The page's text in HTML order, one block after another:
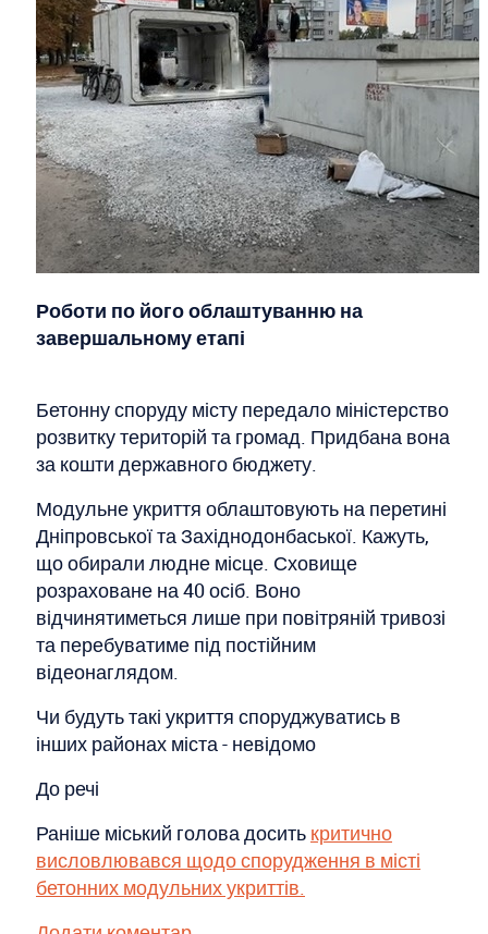
Роботи по його облаштуванню на
завершальному етапі
Бетонну споруду місту передало міністерство
розвитку територій та громад. Придбана вона
за кошти державного бюджету.
Модульне укриття облаштовують на перетині
Дніпровської та Західнодонбаської. Кажуть,
що обирали людне місце. Сховище
розраховане на 40 осіб. Воно
відчинятиметься лише при повітряній тривозі
та перебуватиме під постійним
відеонаглядом.
Чи будуть такі укриття споруджуватись в
інших районах міста - невідомо
До речі
Раніше міський голова досить критично
висловлювався щодо спорудження в місті
бетонних модульних укриттів.